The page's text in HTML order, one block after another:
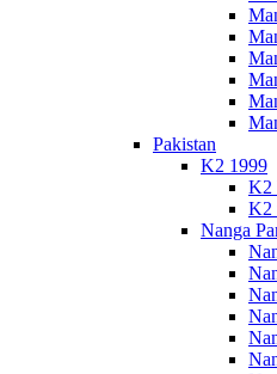
Pakistan
K2 1999
K2
K2
Nanga